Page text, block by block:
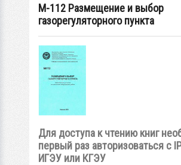
М-112 Размещение и выбор
газорегуляторного пункта
Для доступа к чтению книг
первый раз авторизоваться с
ИГЭУ или КГЭУ